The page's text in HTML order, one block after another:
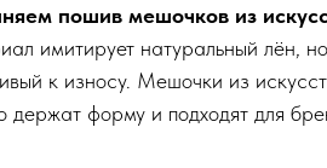
пошив мешочков из
имитирует натуральный лён,
к износу. Мешочки из
держат форму и подходят для